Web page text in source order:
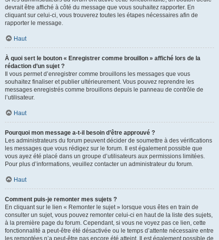
devrait être affiché à côté du message que vous souhaitez rapporter. En
cliquant sur celui-ci, vous trouverez toutes les étapes nécessaires afin de
rapporter le message.
Haut
À quoi sert le bouton « Enregistrer comme brouillon » affiché lors de la
rédaction d’un sujet ?
Il vous permet d’enregistrer comme brouillons les messages que vous
souhaitez finaliser et publier ultérieurement. Vous pouvez reprendre les
messages enregistrés comme brouillons depuis le panneau de contrôle de
l’utilisateur.
Haut
Pourquoi mon message a-t-il besoin d’être approuvé ?
Les administrateurs du forum peuvent décider de soumettre à des vérifications
les messages que vous rédigez sur le forum. Il est également possible que
vous ayez été placé dans un groupe d’utilisateurs aux permissions limitées.
Pour plus d’informations, veuillez contacter un administrateur du forum.
Haut
Comment puis-je remonter mes sujets ?
En cliquant sur le lien « Remonter le sujet » lorsque vous êtes en train de
consulter un sujet, vous pouvez remonter celui-ci en haut de la liste des sujets,
à la première page du forum. Cependant, si vous ne voyez pas ce lien, cette
fonctionnalité a peut-être été désactivée ou le temps d’attente nécessaire entre
les remontées n’a peut-être pas encore été atteint. Il est également possible de